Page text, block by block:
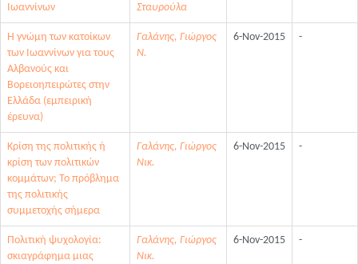
Ιωαννίνων
Σταυρούλα
Η γνώμη των κατοίκων
των Ιωαννίνων για τους
Αλβανούς και
Βορειοηπειρώτες στην
Ελλάδα (εμπειρική
έρευνα)
Γαλάνης, Γιώργος
Ν.
6-Nov-2015 -
Κρίση της πολιτικής ή
κρίση των πολιτικών
κομμάτων; Το πρόβλημα
της πολιτικής
συμμετοχής σήμερα
Γαλάνης, Γιώργος
Νικ.
6-Nov-2015 -
Πολιτική ψυχολογία:
σκιαγράφημα μιας
Γαλάνης, Γιώργος
Νικ.
6-Nov-2015 -